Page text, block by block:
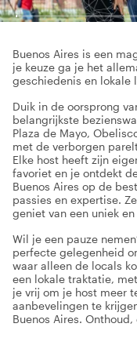
Buenos Aires is een
je keuze ga je het
geschiedenis en lokale
Duik in de oorsprong
belangrijkste
Plaza de Mayo,
met de verborgen
Elke host heeft zijn
favoriet en je ontdekt
Buenos Aires op de
passies en expertise.
geniet van een uniek
Wil je een pauze
perfecte gelegenheid
waar alleen de locals
een lokale traktatie,
je vrij om je host meer
aanbevelingen te
Buenos Aires.